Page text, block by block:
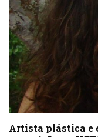
Artista plástica e